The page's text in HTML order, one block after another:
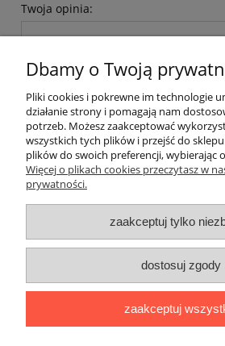
Twoja opinia:
Inteligentny dom ( POCKET
Promocje i transport gratis
Polityka prywatności
Promocyjne Ceny|Wiklinowa 24, 21-010
Dbamy o Twoją
Pliki cookies i pokrewne im technologie
działanie strony i pomagają nam
potrzeb. Możesz zaakceptować
wszystkich tych plików i przejść do
plików do swoich preferencji, wybierając
Więcej o plikach cookies przeczytasz w
prywatności.
zaakceptuj tylko
dostosuj zgody
zaakceptuj